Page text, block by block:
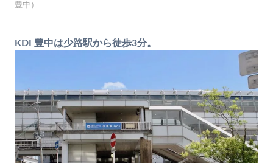
豊中）
KDI 豊中は少路駅から徒歩3分。